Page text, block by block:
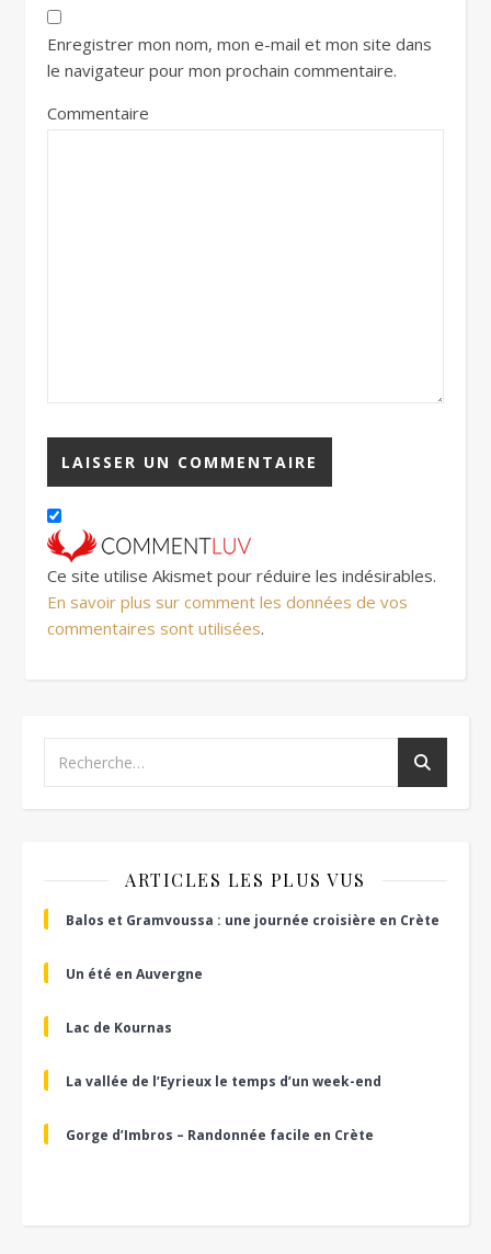
Enregistrer mon nom, mon e-mail et mon site dans
le navigateur pour mon prochain commentaire.
Commentaire
Ce site utilise Akismet pour réduire les indésirables.
En savoir plus sur comment les données de vos
commentaires sont utilisées.
ARTICLES LES PLUS VUS
Balos et Gramvoussa : une journée croisière en Crète
Un été en Auvergne
Lac de Kournas
La vallée de l’Eyrieux le temps d’un week-end
Gorge d’Imbros – Randonnée facile en Crète